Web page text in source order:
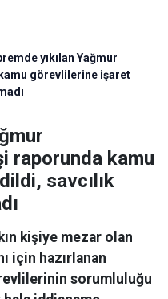
yıkılan Yağmur
görevlilerine işaret
raporunda kamu
savcılık
kişiye mezar olan
için hazırlanan
sorumluluğu